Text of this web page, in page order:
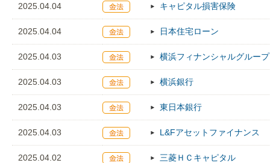
2025.04.04 キャピタル損害保険
2025.04.04 日本住宅ローン
2025.04.03 横浜フィナンシャルグループ
2025.04.03 横浜銀行
2025.04.03 東日本銀行
2025.04.03 L&Fアセットファイナンス
2025.04.02 三菱ＨＣキャピタル